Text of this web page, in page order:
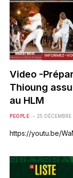
Video -
Thioung
au HLM
PEOPLE 25 DÉCEMBRE
https://youtu.be/